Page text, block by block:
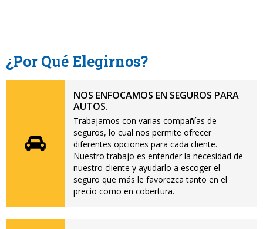
¿Por Qué Elegirnos?
NOS ENFOCAMOS EN SEGUROS PARA
AUTOS.
Trabajamos con varias compañías de
seguros, lo cual nos permite ofrecer
diferentes opciones para cada cliente.
Nuestro trabajo es entender la necesidad de
nuestro cliente y ayudarlo a escoger el
seguro que más le favorezca tanto en el
precio como en cobertura.